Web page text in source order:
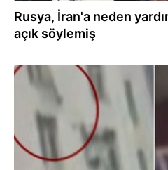
Rusya, İran'a neden
açık söylemiş
23.02.2026